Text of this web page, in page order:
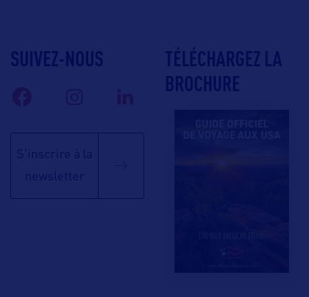
SUIVEZ-NOUS
S'inscrire à la
newsletter
TÉLÉCHARGEZ LA
BROCHURE